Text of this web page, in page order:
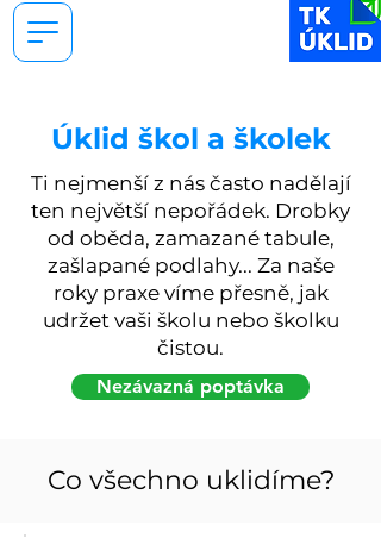
Úklid škol a školek
Ti nejmenší z nás často nadělají
ten největší nepořádek. Drobky
od oběda, zamazané tabule,
zašlapané podlahy... Za naše
roky praxe víme přesně, jak
udržet vaši školu nebo školku
čistou.
Nezávazná poptávka
Co všechno uklidíme?